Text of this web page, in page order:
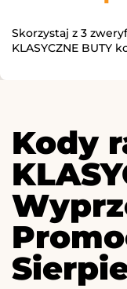
Skorzystaj z 3
KLASYCZNE BUTY
Kody